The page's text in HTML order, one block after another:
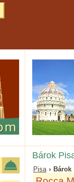
Bárok
Pisa › Bárok